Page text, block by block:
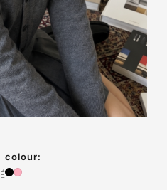
colour: